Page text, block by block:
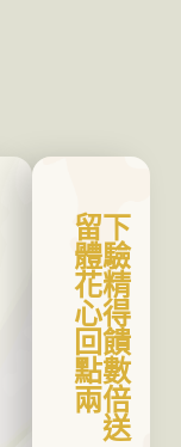
留下
體驗
花精
心得
回饋
點數
兩倍
送